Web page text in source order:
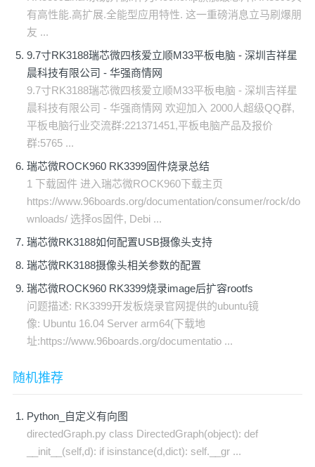
有高性能.高扩展.全能型应用特性. 这一重磅消息立马刷爆朋
友 ...
9.7寸RK3188瑞芯微四核爱立顺M33平板电脑 - 深圳吉祥星
晨科技有限公司 - 华强商情网
9.7寸RK3188瑞芯微四核爱立顺M33平板电脑 - 深圳吉祥星
晨科技有限公司 - 华强商情网 欢迎加入 2000人超级QQ群,
平板电脑行业交流群:221371451,平板电脑产品及报价
群:5765 ...
瑞芯微ROCK960 RK3399固件烧录总结
1 下载固件 进入瑞芯微ROCK960下载主页
https://www.96boards.org/documentation/consumer/rock/do
wnloads/ 选择os固件, Debi ...
瑞芯微RK3188如何配置USB摄像头支持
瑞芯微RK3188摄像头相关参数的配置
瑞芯微ROCK960 RK3399烧录image后扩容rootfs
问题描述: RK3399开发板烧录官网提供的ubuntu镜
像: Ubuntu 16.04 Server arm64(下载地
址:https://www.96boards.org/documentatio ...
随机推荐
Python_自定义有向图
directedGraph.py class DirectedGraph(object): def
__init__(self,d): if isinstance(d,dict): self.__gr ...